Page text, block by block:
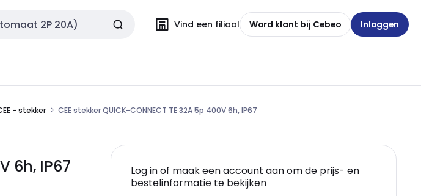
Vind een filiaal Word klant bij Cebeo Inloggen
- stekker CEE stekker QUICK-CONNECT TE 32A 5p 400V 6h, IP67
6h, IP67
Log in of maak een account aan om de prijs- en
bestelinformatie te bekijken